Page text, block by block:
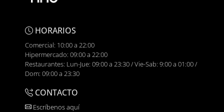
HORARIOS
Comercial: 10:00 a 22:00
Hipermercado: 09:00 a 22:00
Restaurantes: Lun-Jue: 09:00 a 23:30 / Vie-Sab: 9:00 a 01:00 /
Dom: 09:00 a 23:30
CONTACTO
Escríbenos aquí